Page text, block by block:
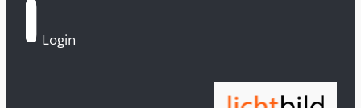
Login